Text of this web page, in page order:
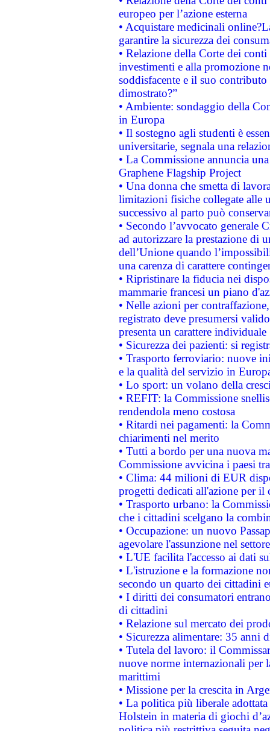
europeo per l’azione esterna
• Acquistare medicinali
garantire la sicurezza dei
• Relazione della Corte dei
investimenti e alla promozione
soddisfacente e il suo
dimostrato?”
• Ambiente: sondaggio della
in Europa
• Il sostegno agli studenti è
universitarie, segnala una
• La Commissione annuncia
Graphene Flagship Project
• Una donna che smetta di
limitazioni fisiche collegate alle
successivo al parto può
• Secondo l’avvocato
ad autorizzare la prestazione di
dell’Unione quando
una carenza di carattere
• Ripristinare la fiducia nei
mammarie francesi un piano
• Nelle azioni per
registrato deve presumersi
presenta un carattere individuale
• Sicurezza dei pazienti: si
• Trasporto ferroviario: nuove
e la qualità del servizio in
• Lo sport: un volano della
• REFIT: la Commissione
rendendola meno costosa
• Ritardi nei pagamenti: la
chiarimenti nel merito
• Tutti a bordo per una nuova
Commissione avvicina i paesi
• Clima: 44 milioni di EUR
progetti dedicati all'azione per il
• Trasporto urbano: la
che i cittadini scelgano la
• Occupazione: un nuovo
agevolare l'assunzione nel
• L'UE facilita l'accesso ai dati
• L'istruzione e la formazione
secondo un quarto dei cittadini
• I diritti dei consumatori
di cittadini
• Relazione sul mercato dei
• Sicurezza alimentare: 35 anni
• Tutela del lavoro: il
nuove norme internazionali per
marittimi
• Missione per la crescita in
• La politica più liberale
Holstein in materia di giochi